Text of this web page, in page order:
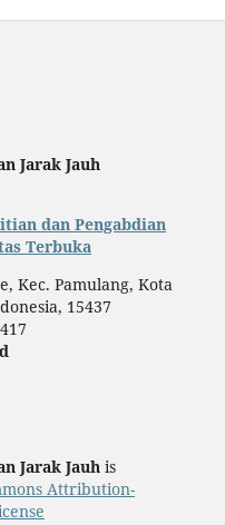
Jarak Jauh
dan Pengabdian
Terbuka
Kec. Pamulang, Kota
15437
Jarak Jauh is
Attribution-